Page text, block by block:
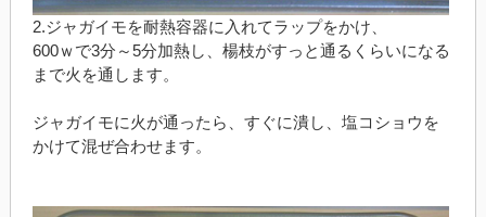
2.ジャガイモを耐熱容器に入れてラップをかけ、
600ｗで3分～5分加熱し、楊枝がすっと通るくらいになる
まで火を通します。
ジャガイモに火が通ったら、すぐに潰し、塩コショウを
かけて混ぜ合わせます。